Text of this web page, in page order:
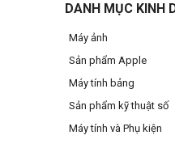
DANH MỤC KINH
Máy ảnh
Sản phẩm Apple
Máy tính bảng
Sản phẩm kỹ thuật số
Máy tính và Phụ kiện